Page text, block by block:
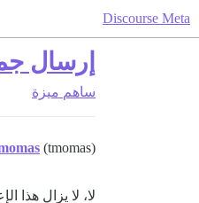
Discourse Meta
إرسال
ساهم ميزة
(tmomas)
لا، لا يزال هذا